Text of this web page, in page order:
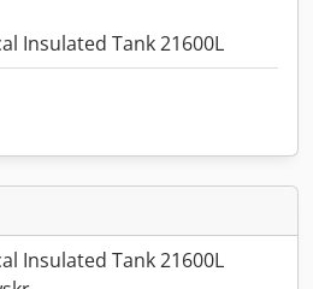
Insulated Tank 21600L
Insulated Tank 21600L